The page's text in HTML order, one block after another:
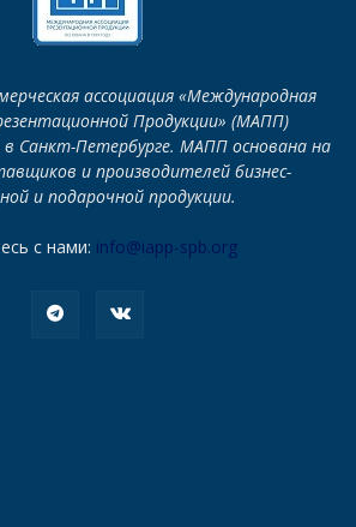
ассоциация «Международная
Продукции» (МАПП)
в Санкт-Петербурге. МАПП основана на
и производителей бизнес-
и подарочной продукции.
с нами: info@iapp-spb.org